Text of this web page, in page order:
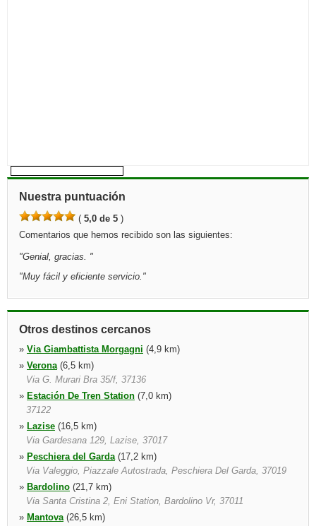
Nuestra puntuación
( 5,0 de 5 )
Comentarios que hemos recibido son las siguientes:
"Genial, gracias. "
"Muy fácil y eficiente servicio. "
Otros destinos cercanos
» Via Giambattista Morgagni (4,9 km)
» Verona(6,5 km)
Via G. Murari Bra 35/f, 37136
» Estación De Tren Station (7,0 km)
37122
» Lazise (16,5 km)
Via Gardesana 129, Lazise, 37017
» Peschiera del Garda(17,2 km)
Via Valeggio, Piazzale Autostrada, Peschiera Del Garda, 37019
» Bardolino (21,7 km)
Via Santa Cristina 2, Eni Station, Bardolino Vr, 37011
» Mantova(26,5 km)